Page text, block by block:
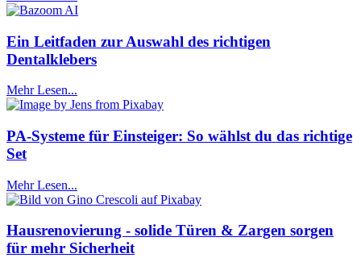
Ein Leitfaden zur Auswahl des richtigen
Dentalklebers
Mehr Lesen...
PA-Systeme für Einsteiger: So wählst du das richtige
Set
Mehr Lesen...
Hausrenovierung - solide Türen & Zargen sorgen
für mehr Sicherheit